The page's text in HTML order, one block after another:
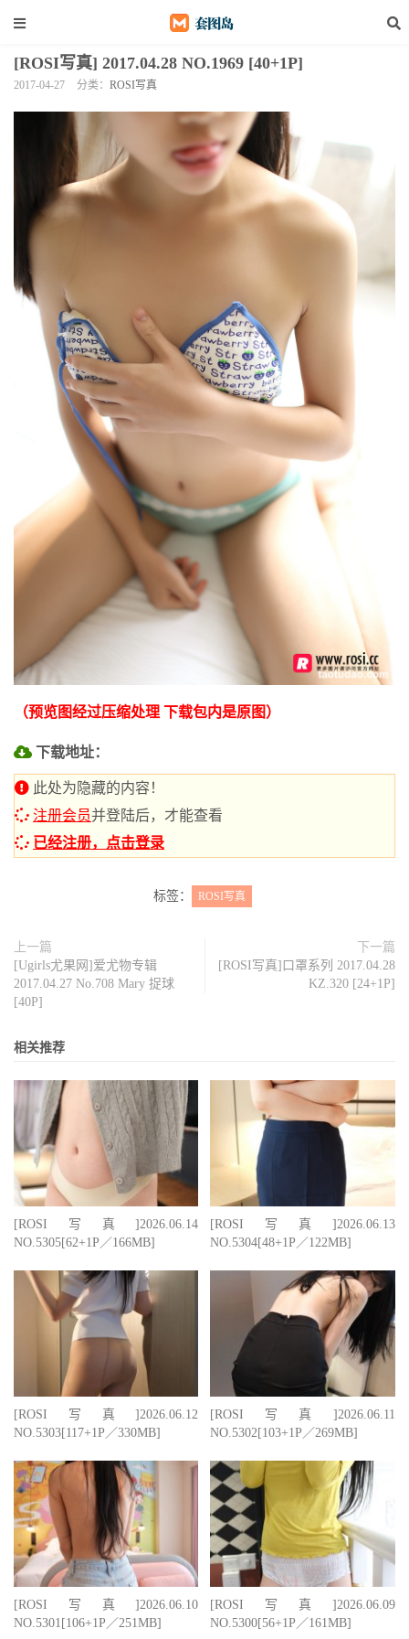
[ROSI写真] 2017.04.28 NO.1969 [40+1P]
2017-04-27 分类： ROSI写真
（预览图经过压缩处理 下载包内是原图）
下载地址：
此处为隐藏的内容！
注册会员并登陆后，才能查看
已经注册，点击登录
标签： ROSI写真
上一篇
[Ugirls尤果网]爱尤物专辑
2017.04.27 No.708 Mary 捉球
[40P]
下一篇
[ROSI写真]口罩系列 2017.04.28
KZ.320 [24+1P]
相关推荐
[ROSI写真]2026.06.14
NO.5305[62+1P／166MB]
[ROSI写真]2026.06.13
NO.5304[48+1P／122MB]
[ROSI写真]2026.06.12
NO.5303[117+1P／330MB]
[ROSI写真]2026.06.11
NO.5302[103+1P／269MB]
[ROSI写真]2026.06.10
NO.5301[106+1P／251MB]
[ROSI写真]2026.06.09
NO.5300[56+1P／161MB]